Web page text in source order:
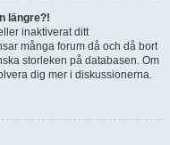
längre?!
inaktiverat ditt
många forum då och då bort
storleken på databasen. Om
dig mer i diskussionerna.